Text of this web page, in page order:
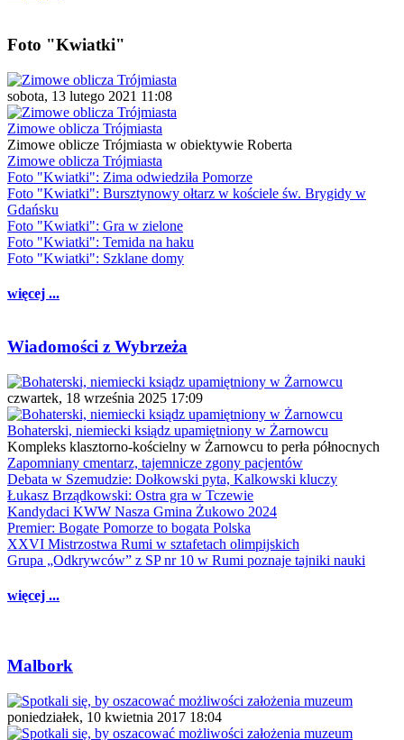
Foto "Kwiatki"
sobota, 13 lutego 2021 11:08
Zimowe oblicza Trójmiasta
Zimowe oblicze Trójmiasta w obiektywie Roberta
Zimowe oblicza Trójmiasta
Foto "Kwiatki": Zima odwiedziła Pomorze
Foto "Kwiatki": Bursztynowy ołtarz w kościele św. Brygidy w
Gdańsku
Foto "Kwiatki": Gra w zielone
Foto "Kwiatki": Temida na haku
Foto "Kwiatki": Szklane domy
więcej ...
Wiadomości z Wybrzeża
czwartek, 18 września 2025 17:09
Bohaterski, niemiecki ksiądz upamiętniony w Żarnowcu
Kompleks klasztorno-kościelny w Żarnowcu to perła północnych
Zapomniany cmentarz, tajemnicze zgony pacjentów
Debata w Szemudzie: Dołkowski pyta, Kalkowski kluczy
Łukasz Brządkowski: Ostra gra w Tczewie
Kandydaci KWW Nasza Gmina Żukowo 2024
Premier: Bogate Pomorze to bogata Polska
XXVI Mistrzostwa Rumi w sztafetach olimpijskich
Grupa „Odkrywców” z SP nr 10 w Rumi poznaje tajniki nauki
więcej ...
Malbork
poniedziałek, 10 kwietnia 2017 18:04